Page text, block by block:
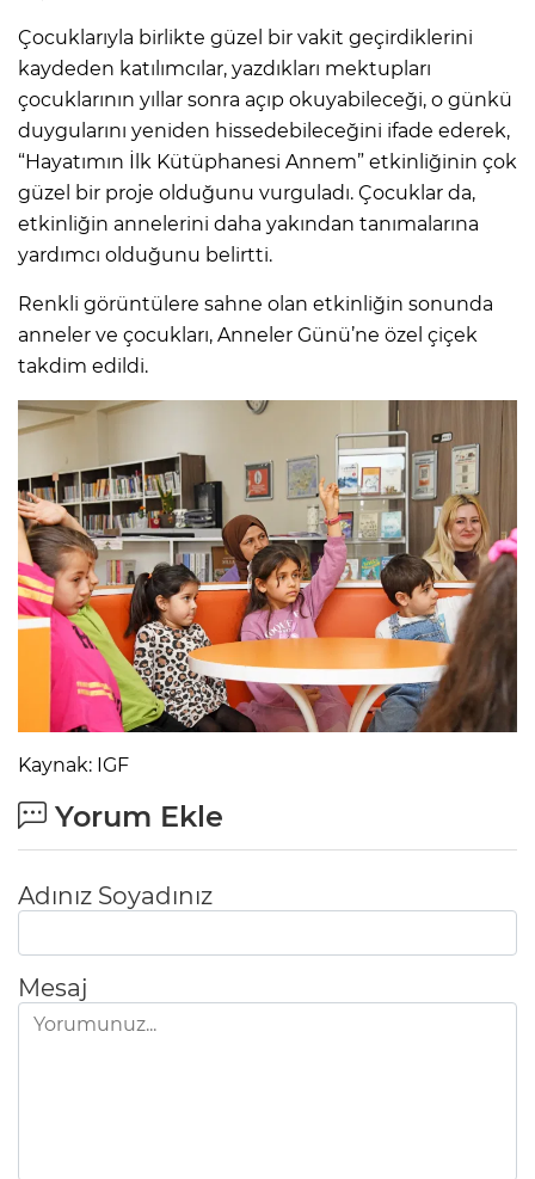
Çocuklarıyla birlikte güzel bir vakit geçirdiklerini
kaydeden katılımcılar, yazdıkları mektupları
çocuklarının yıllar sonra açıp okuyabileceği, o günkü
duygularını yeniden hissedebileceğini ifade ederek,
“Hayatımın İlk Kütüphanesi Annem” etkinliğinin çok
güzel bir proje olduğunu vurguladı. Çocuklar da,
etkinliğin annelerini daha yakından tanımalarına
yardımcı olduğunu belirtti.
Renkli görüntülere sahne olan etkinliğin sonunda
anneler ve çocukları, Anneler Günü’ne özel çiçek
takdim edildi.
Kaynak: IGF
Yorum Ekle
Adınız Soyadınız
Mesaj